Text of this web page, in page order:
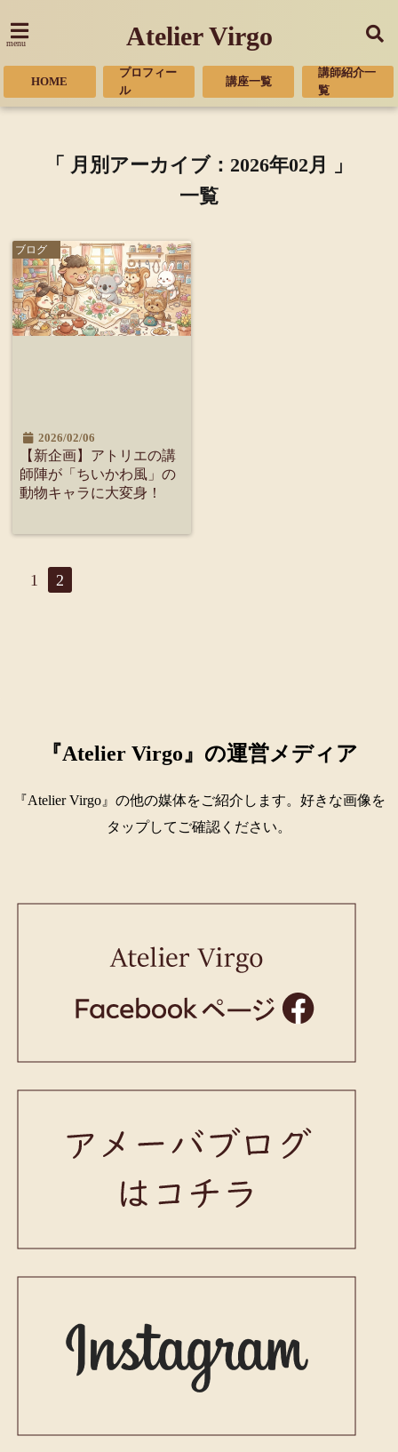
menu Atelier Virgo
HOME
プロフィー
ル
講座一覧
講師紹介一
覧
「 月別アーカイブ：2026年02月 」
一覧
ブログ
2026/02/06
【新企画】アトリエの講
師陣が「ちいかわ風」の
動物キャラに大変身！
1 2
『Atelier Virgo』の運営メディア
『Atelier Virgo』の他の媒体をご紹介します。好きな画像を
タップしてご確認ください。